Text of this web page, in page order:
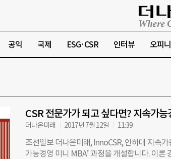
공익 국제 ESG·CSR 인터뷰 오피
CSR 전문가가 되고 싶다면? 지속가
더나은미래 2017년 7월 12일 11:39
조선일보 더나은미래, InnoCSR, 인하대 지속
가능경영 미니 MBA’ 과정을 개설합니다. 이론